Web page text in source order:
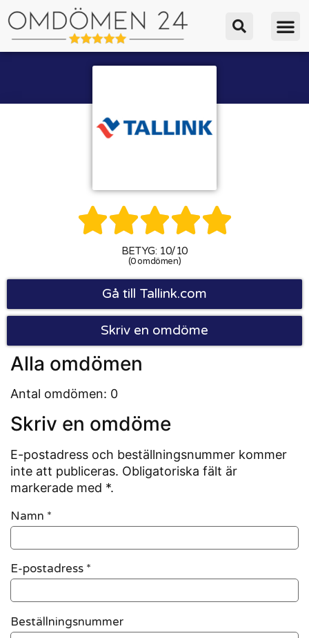

BETYG: 10/10
(0 omdömen)
Gå till Tallink.com
Skriv en omdöme
Alla omdömen
Antal omdömen: 0
Skriv en omdöme
E-postadress och beställningsnummer kommer
inte att publiceras. Obligatoriska fält är
markerade med *.
Namn *
E-postadress *
Beställningsnummer